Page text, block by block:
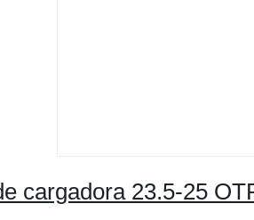
cargadora 23.5-25